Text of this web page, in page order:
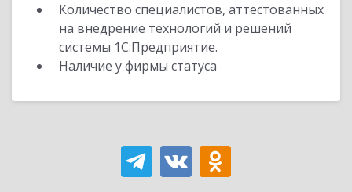
Количество специалистов, аттестованных
на внедрение технологий и решений
системы 1С:Предприятие.
Наличие у фирмы статуса